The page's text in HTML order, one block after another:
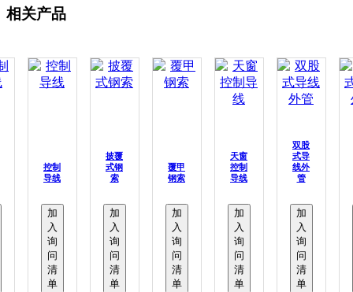
相关产品
控制
导线
加
入
询
问
清
单
披覆
式钢
索
加
入
询
问
清
单
覆甲
钢索
加
入
询
问
清
单
天窗
控制
导线
加
入
询
问
清
单
双股
式导
线外
管
加
入
询
问
清
单